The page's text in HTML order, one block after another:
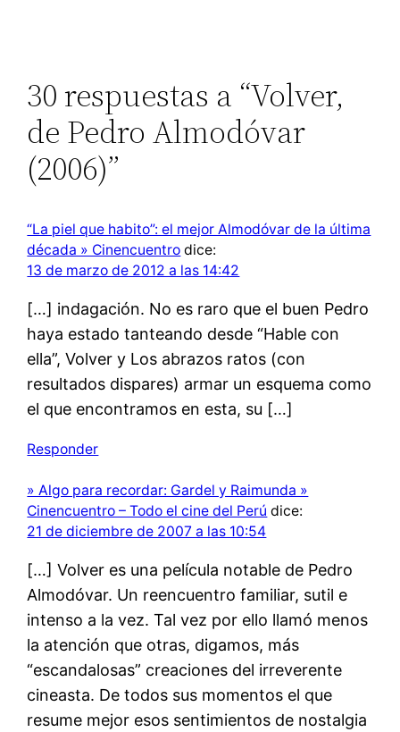
30 respuestas a “Volver,
de Pedro Almodóvar
(2006)”
“La piel que habito”: el mejor Almodóvar de la última
década » Cinencuentro dice:
13 de marzo de 2012 a las 14:42
[…] indagación. No es raro que el buen Pedro
haya estado tanteando desde “Hable con
ella”, Volver y Los abrazos ratos (con
resultados dispares) armar un esquema como
el que encontramos en esta, su […]
Responder
» Algo para recordar: Gardel y Raimunda »
Cinencuentro – Todo el cine del Perú dice:
21 de diciembre de 2007 a las 10:54
[…] Volver es una película notable de Pedro
Almodóvar. Un reencuentro familiar, sutil e
intenso a la vez. Tal vez por ello llamó menos
la atención que otras, digamos, más
“escandalosas” creaciones del irreverente
cineasta. De todos sus momentos el que
resume mejor esos sentimientos de nostalgia